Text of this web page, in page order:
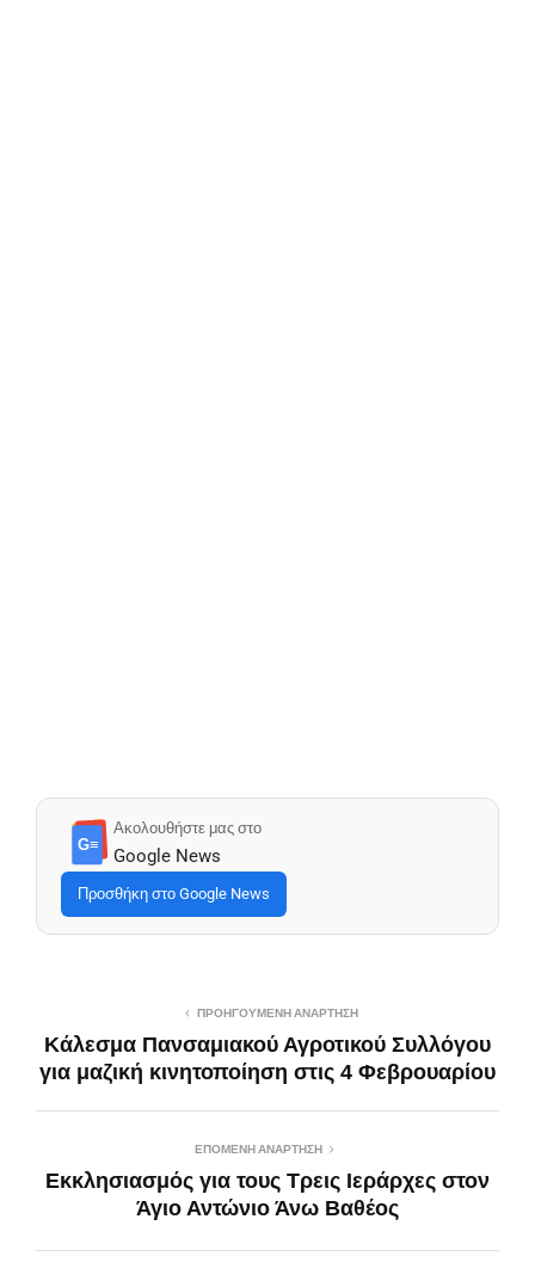
G≡
Ακολουθήστε μας στο
Google News
Προσθήκη στο Google News
ΠΡΟΗΓΟΎΜΕΝΗ ΑΝΆΡΤΗΣΗ
Κάλεσμα Πανσαμιακού Αγροτικού Συλλόγου
για μαζική κινητοποίηση στις 4 Φεβρουαρίου
ΕΠΌΜΕΝΗ ΑΝΆΡΤΗΣΗ
Εκκλησιασμός για τους Τρεις Ιεράρχες στον
Άγιο Αντώνιο Άνω Βαθέος